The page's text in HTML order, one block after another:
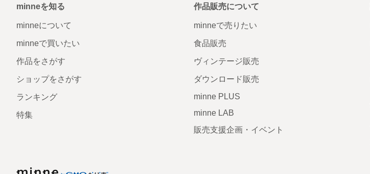
minneを知る
minneについて
minneで買いたい
作品をさがす
ショップをさがす
ランキング
特集
作品販売について
minneで売りたい
食品販売
ヴィンテージ販売
ダウンロード販売
minne PLUS
minne LAB
販売支援企画・イベント